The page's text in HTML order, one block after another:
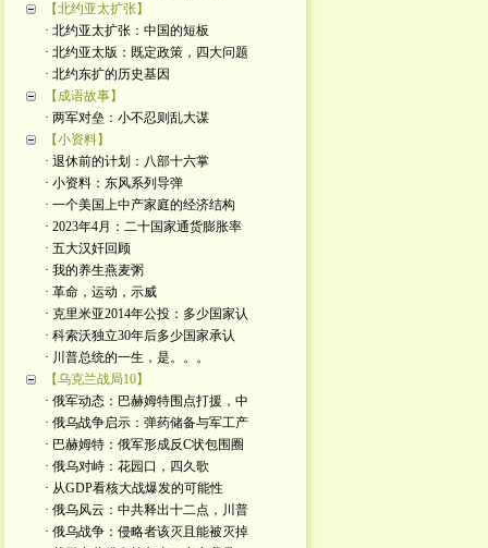
【北约亚太扩张】
· 北约亚太扩张：中国的短板
· 北约亚太版：既定政策，四大问题
· 北约东扩的历史基因
【成语故事】
· 两军对垒：小不忍则乱大谋
【小资料】
· 退休前的计划：八部十六掌
· 小资料：东风系列导弹
· 一个美国上中产家庭的经济结构
· 2023年4月：二十国家通货膨胀率
· 五大汉奸回顾
· 我的养生燕麦粥
· 革命，运动，示威
· 克里米亚2014年公投：多少国家认
· 科索沃独立30年后多少国家承认
· 川普总统的一生，是。。。
【乌克兰战局10】
· 俄军动态：巴赫姆特围点打援，中
· 俄乌战争启示：弹药储备与军工产
· 巴赫姆特：俄军形成反C状包围圈
· 俄乌对峙：花园口，四久歌
· 从GDP看核大战爆发的可能性
· 俄乌风云：中共释出十二点，川普
· 俄乌战争：侵略者该灭且能被灭掉